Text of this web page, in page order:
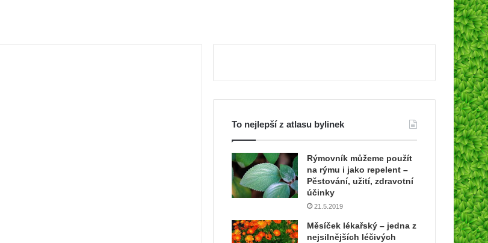
To nejlepší z atlasu bylinek
Rýmovník můžeme použít
na rýmu i jako repelent –
Pěstování, užití, zdravotní
účinky
21.5.2019
Měsíček lékařský – jedna z
nejsilnějších léčivých